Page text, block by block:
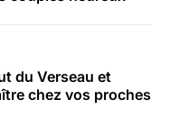
du Verseau et
chez vos proches